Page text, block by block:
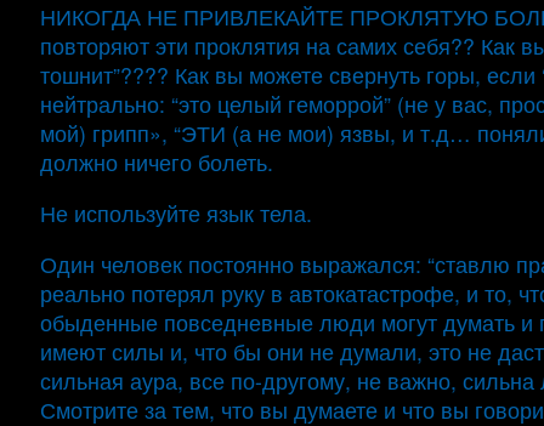
НИКОГДА НЕ ПРИВЛЕКАЙТЕ ПРОКЛЯТУЮ
повторяют эти проклятия на самих себя?? Как
тошнит”???? Как вы можете свернуть горы, если
нейтрально: “это целый геморрой” (не у вас,
мой) грипп», “ЭТИ (а не мои) язвы, и т.д…
должно ничего болеть.
Не используйте язык тела.
Один человек постоянно выражался: “ставлю
реально потерял руку в автокатастрофе, и то,
обыденные повседневные люди могут думать и
имеют силы и, что бы они не думали, это не
сильная аура, все по-другому, не важно,
Смотрите за тем, что вы думаете и что вы